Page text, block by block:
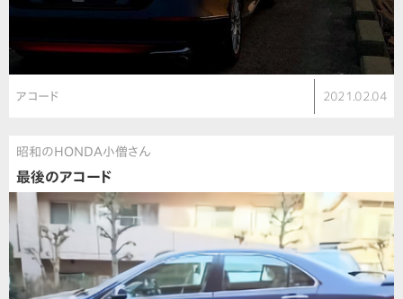
アコード 2021.02.04
昭和のHONDA小僧さん
最後のアコード